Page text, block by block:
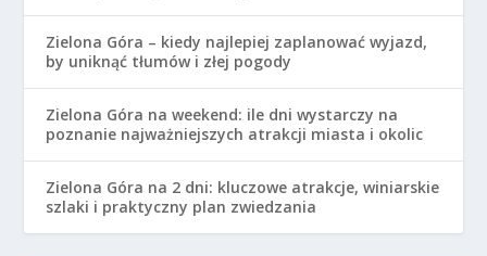
Zielona Góra – kiedy najlepiej zaplanować wyjazd,
by uniknąć tłumów i złej pogody
Zielona Góra na weekend: ile dni wystarczy na
poznanie najważniejszych atrakcji miasta i okolic
Zielona Góra na 2 dni: kluczowe atrakcje, winiarskie
szlaki i praktyczny plan zwiedzania